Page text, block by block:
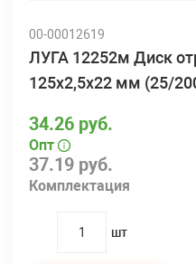
00-00012619
ЛУГА 12252м Диск
125х2,5х22 мм (25/
37.19 руб.
Комплектация
34.26 руб.
Опт
quantity
шт